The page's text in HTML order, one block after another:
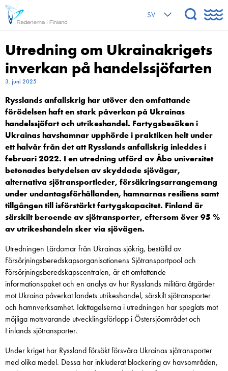
SV
Utredning om Ukrainakrigets
inverkan på handelssjöfarten
3. juni 2025
Rysslands anfallskrig har utöver den omfattande
förödelsen haft en stark påverkan på Ukrainas
handelssjöfart och utrikeshandel. Fartygsbesöken i
Ukrainas havshamnar upphörde i praktiken helt under
ett halvår från det att Rysslands anfallskrig inleddes i
februari 2022. I en utredning utförd av Åbo universitet
betonades betydelsen av skyddade sjövägar,
alternativa sjötransportleder, försäkringsarrangemang
under undantagsförhållanden, hamnarnas resiliens samt
tillgången till isförstärkt fartygskapacitet. Finland är
särskilt beroende av sjötransporter, eftersom över 95 %
av utrikeshandeln sker via sjövägen.
Utredningen Lärdomar från Ukrainas sjökrig, beställd av
Försörjningsberedskapsorganisationens Sjötransportpool och
Försörjningsberedskapscentralen, är ett omfattande
informationspaket och en analys av hur Rysslands militära åtgärder
mot Ukraina påverkat landets utrikeshandel, särskilt sjötransporter
och hamnverksamhet. Iakttagelserna i utredningen har speglats mot
möjliga motsvarande utvecklingsförlopp i Östersjöområdet och
Finlands sjötransporter.
Under kriget har Ryssland försökt försvåra Ukrainas sjötransporter
med olika medel. Dessa har inkluderat blockering av havsområden,